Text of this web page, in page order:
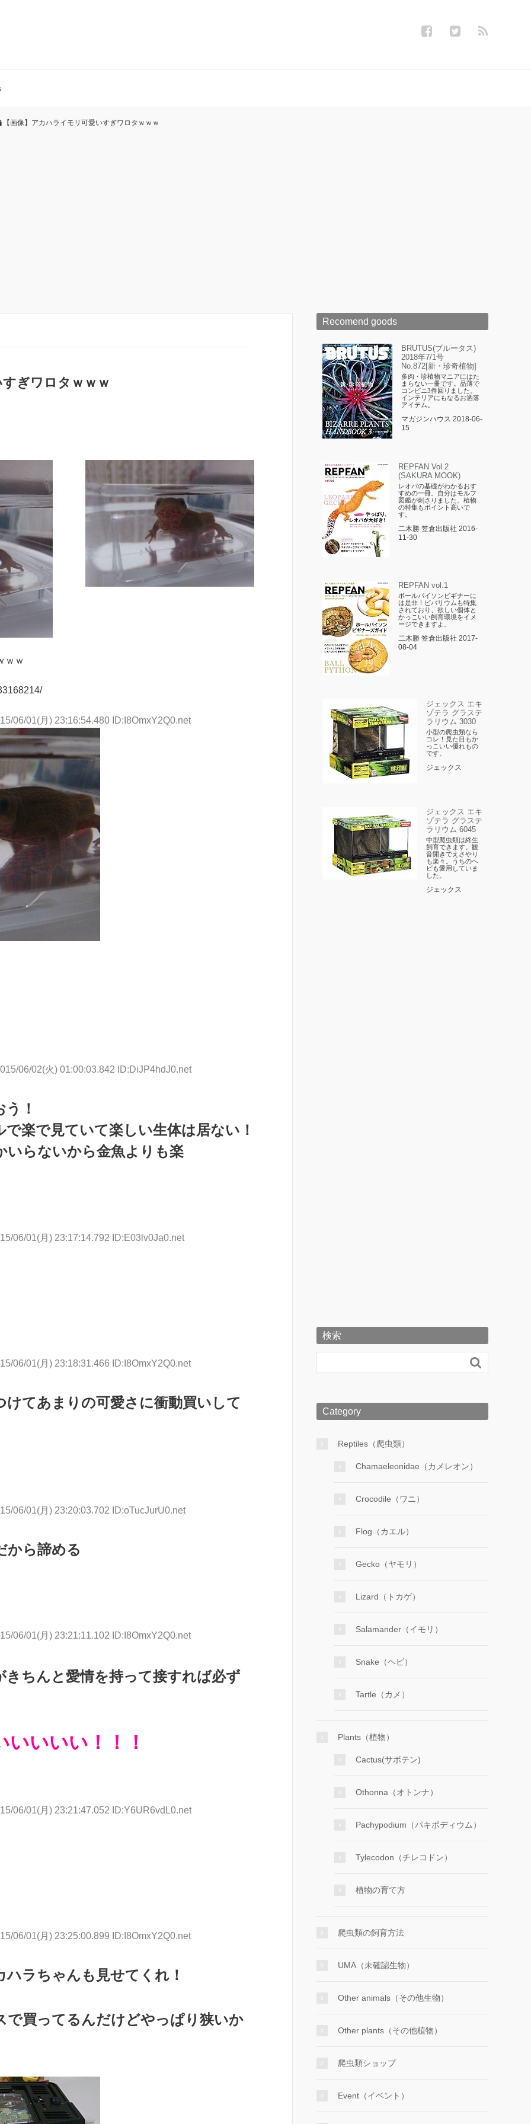
【画像】アカハライモリ可愛いすぎワロタｗｗｗ
ぎワロタｗｗｗ
ｗｗ
06/01(月) 23:16:54.480 ID:I8OmxY2Q0.net
06/02(火) 01:00:03.842 ID:DiJP4hdJ0.net
！
楽で見ていて楽しい生体は居ない！
いらないから金魚よりも楽
06/01(月) 23:17:14.792 ID:E03lv0Ja0.net
06/01(月) 23:18:31.466 ID:I8OmxY2Q0.net
てあまりの可愛さに衝動買いして
06/01(月) 23:20:03.702 ID:oTucJurU0.net
から諦める
06/01(月) 23:21:11.102 ID:I8OmxY2Q0.net
ちんと愛情を持って接すれば必ず
いいい！！！
06/01(月) 23:21:47.052 ID:Y6UR6vdL0.net
06/01(月) 23:25:00.899 ID:I8OmxY2Q0.net
ラちゃんも見せてくれ！
で買ってるんだけどやっぱり狭いか
Recomend goods
BRUTUS(ブルータス)
2018年7/1号
No.872[新・珍奇植物]
多肉・珍植物マニアにはた
まらない一冊です。品薄で
コンビニ3件回りました。
インテリアにもなるお洒落
アイテム。
マガジンハウス 2018-06-
15
REPFAN Vol.2
(SAKURA MOOK)
レオパの基礎がわかるおす
すめの一冊。自分はモルフ
図鑑が刺さりました。植物
の特集もポイント高いで
す。
二木勝 笠倉出版社 2016-
11-30
REPFAN vol.1
ボールパイソンビギナーに
は是非！ビバリウムも特集
されており、欲しい個体と
かっこいい飼育環境をイメ
ージできますよ。
二木勝 笠倉出版社 2017-
08-04
ジェックス エキ
ゾテラ グラステ
ラリウム 3030
小型の爬虫類なら
コレ！見た目もか
っこいい優れもの
です。
ジェックス
ジェックス エキ
ゾテラ グラステ
ラリウム 6045
中型爬虫類は終生
飼育できます。観
音開きでえさやり
も楽々。うちのヘ
ビも愛用していま
した。
ジェックス
検索

Category
Reptiles（爬虫類）
Chamaeleonidae（カメレオン）
Crocodile（ワニ）
Flog（カエル）
Gecko（ヤモリ）
Lizard（トカゲ）
Salamander（イモリ）
Snake（ヘビ）
Tartle（カメ）
Plants（植物）
Cactus(サボテン)
Othonna（オトンナ）
Pachypodium（パキポディウム）
Tylecodon（チレコドン）
植物の育て方
爬虫類の飼育方法
UMA（未確認生物）
Other animals（その他生物）
Other plants（その他植物）
爬虫類ショップ
Event（イベント）